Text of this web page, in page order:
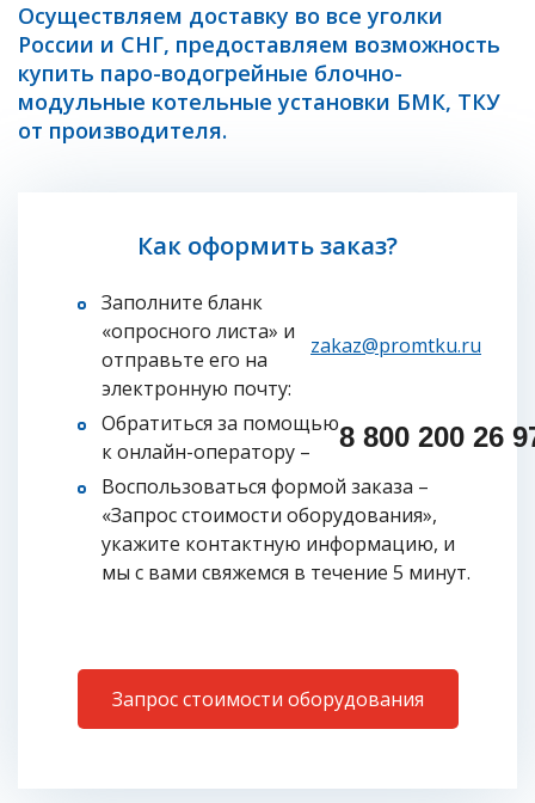
Осуществляем доставку во все уголки
России и СНГ, предоставляем возможность
купить паро-водогрейные блочно-
модульные котельные установки БМК, ТКУ
от производителя.
Как оформить заказ?
Заполните бланк
«опросного листа» и
отправьте его на
электронную почту:
zakaz@promtku.ru
Обратиться за помощью
к онлайн-оператору –
8 800 200 26
Воспользоваться формой заказа –
«Запрос стоимости оборудования»,
укажите контактную информацию, и
мы с вами свяжемся в течение 5 минут.
Запрос стоимости оборудования